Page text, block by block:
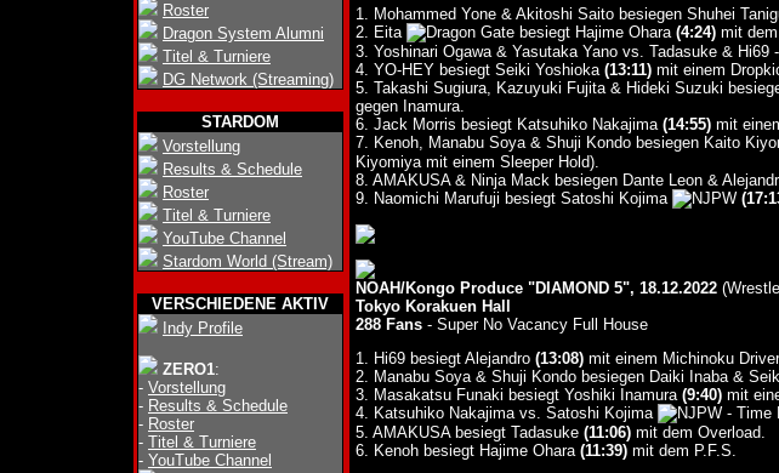
Roster
Dragon System Alumni
Titel & Turniere
DG Network (Streaming)
STARDOM
Vorstellung
Results & Schedule
Roster
Titel & Turniere
YouTube Channel
Stardom World (Stream)
VERSCHIEDENE AKTIV
Indy Profile
ZERO1:
- Vorstellung
- Results & Schedule
- Roster
- Titel & Turniere
- YouTube Channel
1. Mohammed Yone & Akitoshi Saito besiegen Shuhei
2. Eita
besiegt Hajime Ohara (4:24)mit dem
3. Yoshinari Ogawa & Yasutaka Yano vs. Tadasuke & Hi69
4. YO-HEY besiegt Seiki Yoshioka (13:11)mit einem
5. Takashi Sugiura, Kazuyuki Fujita & Hideki Suzuki
gegen Inamura.
6. Jack Morris besiegt Katsuhiko Nakajima (14:55)mit
7. Kenoh, Manabu Soya & Shuji Kondo besiegen Kaito
Kiyomiya mit einem Sleeper Hold).
8. AMAKUSA & Ninja Mack besiegen Dante Leon &
9. Naomichi Marufuji besiegt Satoshi Kojima
NOAH/Kongo Produce "DIAMOND 5", 18.12.2022
Tokyo Korakuen Hall
288 Fans- Super No Vacancy Full House
1. Hi69 besiegt Alejandro (13:08)mit einem Michinoku
2. Manabu Soya & Shuji Kondo besiegen Daiki Inaba &
3. Masakatsu Funaki besiegt Yoshiki Inamura (9:40)mit
4. Katsuhiko Nakajima vs. Satoshi Kojima
- Time
5. AMAKUSA besiegt Tadasuke (11:06)mit dem Overload.
6. Kenoh besiegt Hajime Ohara (11:39)mit dem P.F.S.